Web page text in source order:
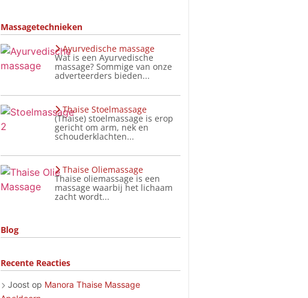
Massagetechnieken
Ayurvedische massage
Wat is een Ayurvedische
massage? Sommige van onze
adverteerders bieden...
Thaise Stoelmassage
(Thaise) stoelmassage is erop
gericht om arm, nek en
schouderklachten...
Thaise Oliemassage
Thaise oliemassage is een
massage waarbij het lichaam
zacht wordt...
Blog
Recente Reacties
Joostop Manora Thaise Massage